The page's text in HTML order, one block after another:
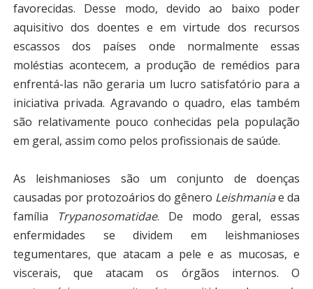
favorecidas. Desse modo, devido ao baixo poder
aquisitivo dos doentes e em virtude dos recursos
escassos dos países onde normalmente essas
moléstias acontecem, a produção de remédios para
enfrentá-las não geraria um lucro satisfatório para a
iniciativa privada. Agravando o quadro, elas também
são relativamente pouco conhecidas pela população
em geral, assim como pelos profissionais de saúde.
As leishmanioses são um conjunto de doenças
causadas por protozoários do gênero Leishmaniae da
família Trypanosomatidae. De modo geral, essas
enfermidades se dividem em leishmanioses
tegumentares, que atacam a pele e as mucosas, e
viscerais, que atacam os órgãos internos. O